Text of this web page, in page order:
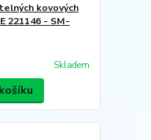
kovových
221146 - SM-
Skladem